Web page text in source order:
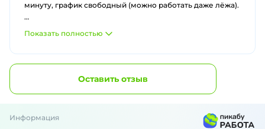
минуту, график свободный (можно работать даже лёжа).
Недостатки: График 24/7. Отсутствие отпуска,
и заваливает задачами, выходящими за рамки
адекватного. Штат сотрудников — 1 человек. Иногда
очень не хватает коллектива, чтобы поплакаться в
жилетку. Но плакаться некому, потому что коллега —
Совет руководству: Найми уже себе помощника, изверг!
Показать полностью
Оставить отзыв
Информация